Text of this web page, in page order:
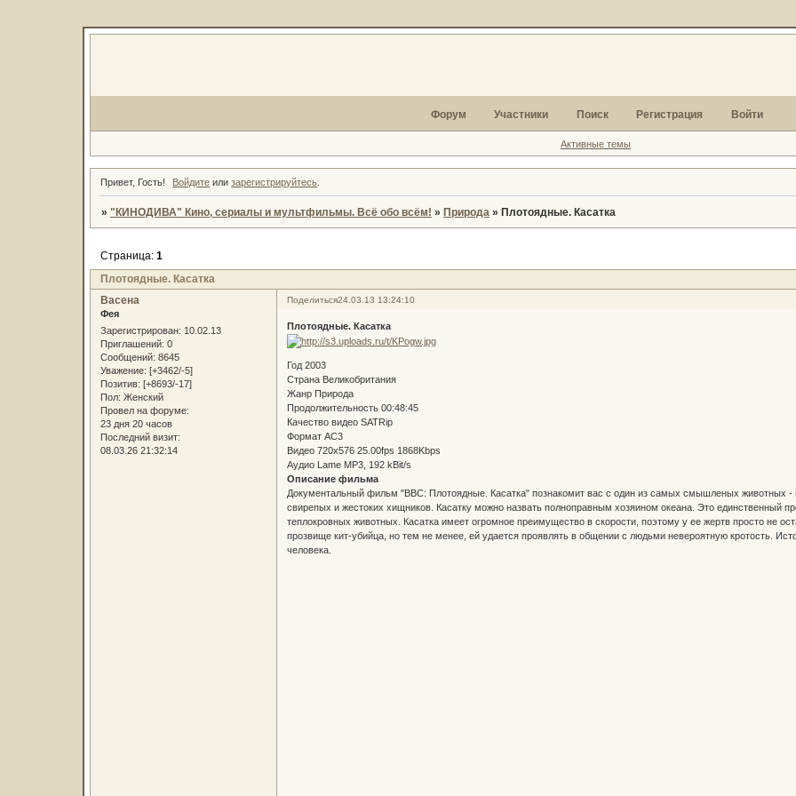
Форум Участники Поиск Регистрация Войти
Активные темы
Привет, Гость! Войдите илизарегистрируйтесь
» "КИНОДИВА" Кино, сериалы и мультфильмы. Всё обо всём! » Природа » Плотоядные. Касатка
Плотоядные. Касатка
Страница: 1
Поделиться24.03.13 13:24:10
Васена
Фея
Зарегистрирован: 10.02.13
Приглашений: 0
Сообщений: 8645
Уважение: [+3462/-5]
Позитив: [+8693/-17]
Пол: Женский
Провел на форуме:
23 дня 20 часов
Последний визит:
08.03.26 21:32:14
Плотоядные. Касатка
Год 2003
Страна Великобритания
Жанр Природа
Продолжительность 00:48:45
Качество видео SATRip
Формат AC3
Видео 720x576 25.00fps 1868Kbps
Аудио Lame MP3, 192 kBit/s
Описание фильма
Документальный фильм "BBC: Плотоядные. Касатка" познакомит вас с один из самых смышленых животных -
свирепых и жестоких хищников. Касатку можно назвать полноправным хозяином океана. Это единственный
теплокровных животных. Касатка имеет огромное преимущество в скорости, поэтому у ее жертв просто не
прозвище кит-убийца, но тем не менее, ей удается проявлять в общении с людьми невероятную кротость.
человека.